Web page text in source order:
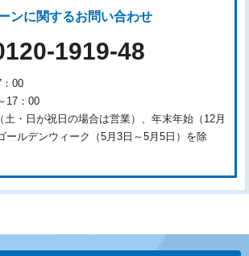
ンに関するお問い合わせ
1919-48
：00
17：00
土・日が祝日の場合は営業）、年末年始（12月
ールデンウィーク（5月3日～5月5日）を除